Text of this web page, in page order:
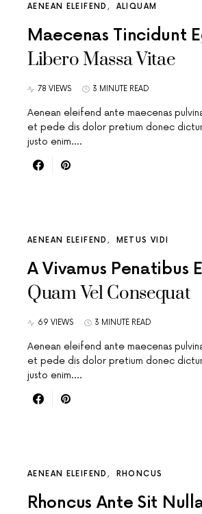
AENEAN ELEIFEND ALIQUAM
Maecenas Tincidunt
Libero Massa Vitae
78 VIEWS 3 MINUTE READ
Aenean eleifend ante maecenas
et pede dis dolor pretium donec
justo enim.…
AENEAN ELEIFEND METUS VIDI
A Vivamus Penatibus
Quam Vel Consequat
69 VIEWS 3 MINUTE READ
Aenean eleifend ante maecenas
et pede dis dolor pretium donec
justo enim.…
AENEAN ELEIFEND RHONCUS
Rhoncus Ante Sit